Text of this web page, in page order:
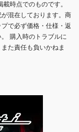
時点でのものです。
混在しております。商
で必ず価格・仕様・返
購入時のトラブルに
た責任も負いかねま